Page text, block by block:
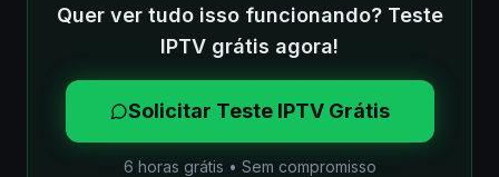
Quer ver tudo isso funcionando? Teste
IPTV grátis agora!
Solicitar Teste IPTV Grátis
6 horas grátis • Sem compromisso